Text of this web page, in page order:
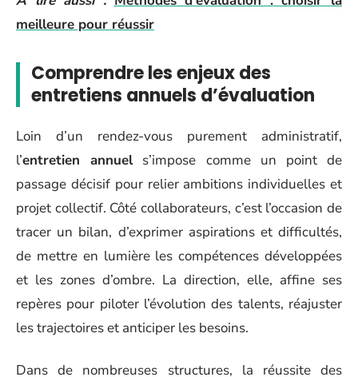
meilleure pour réussir
Comprendre les enjeux des
entretiens annuels d’évaluation
Loin d’un rendez-vous purement administratif,
l’entretien annuels’impose comme un point de
passage décisif pour relier ambitions individuelles et
projet collectif. Côté collaborateurs, c’est l’occasion de
tracer un bilan, d’exprimer aspirations et difficultés,
de mettre en lumière les compétences développées
et les zones d’ombre. La direction, elle, affine ses
repères pour piloter l’évolution des talents, réajuster
les trajectoires et anticiper les besoins.
Dans de nombreuses structures, la réussite des